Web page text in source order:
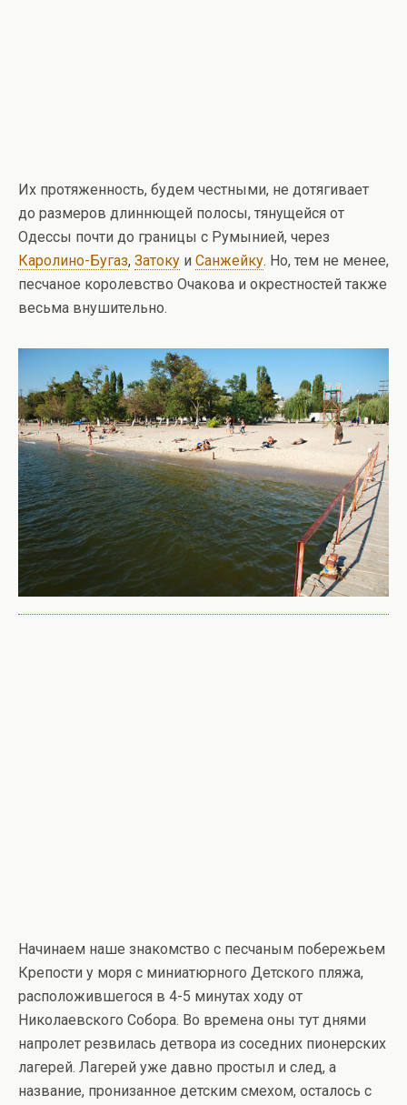
Их протяженность, будем честными, не дотягивает
до размеров длиннющей полосы, тянущейся от
Одессы почти до границы с Румынией, через
Каролино-Бугаз, Затоку и Санжейку. Но, тем не менее,
песчаное королевство Очакова и окрестностей также
весьма внушительно.
Начинаем наше знакомство с песчаным побережьем
Крепости у моря с миниатюрного Детского пляжа,
расположившегося в 4-5 минутах ходу от
Николаевского Собора. Во времена оны тут днями
напролет резвилась детвора из соседних пионерских
лагерей. Лагерей уже давно простыл и след, а
название, пронизанное детским смехом, осталось с